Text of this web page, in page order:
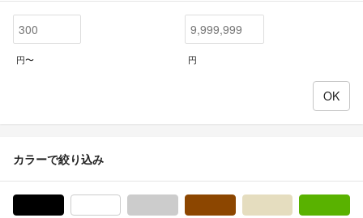
円〜 円
カラーで絞り込み